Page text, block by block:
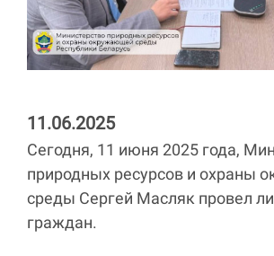
11.06.2025
Сегодня, 11 июня 2025 года,
природных ресурсов и охраны
среды Сергей Масляк провел
граждан.